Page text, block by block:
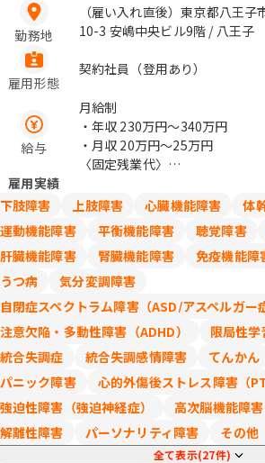
勤務地
（雇い入れ直後）東京都八王子
10-3 安嶋中央ビル9階 / 八王子
雇用形態
契約社員（登用あり）
給与
月給制
・年収 230万円〜340万円
・月収 20万円〜25万円
〈固定残業代〉
相当分)
上限額：18,100 円(固定残業時
相当分)
〈モデル年収〉
・入社5年 マネジメント職 年収
・入社3年 一般職 年収300万
※長期就業していただくため、
正社員登用を実施しております。
〈正社員登用実績〉
・2023年度実績 11名
・2024年度実績 10名
・2025年度見込み 9名
雇用実績
下肢障害
上肢障害 心臓機能障害
体
運動機能障害
平衡機能障害 聴覚障害
肝臓機能障害
腎臓機能障害 免疫機能障
うつ病
気分変調障害
自閉症スペクトラム障害（ASD/アスペルガ
注意欠陥・多動性障害（ADHD）
限局性学
統合失調症
統合失調感情障害 てんかん
パニック障害
心的外傷後ストレス障害（
強迫性障害（強迫神経症）
高次脳機能障害
解離性障害
パーソナリティ障害 その他
全て表示(27件)